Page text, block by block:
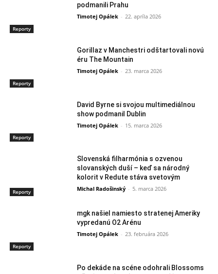
Reporty
podmanili Prahu
Timotej Opálek - 22. apríla 2026
Reporty
Gorillaz v Manchestri odštartovali novú
éru The Mountain
Timotej Opálek - 23. marca 2026
Reporty
David Byrne si svojou multimediálnou
show podmanil Dublin
Timotej Opálek - 15. marca 2026
Reporty
Slovenská filharmónia s ozvenou
slovanských duší – keď sa národný
kolorit v Redute stáva svetovým
Michal Radošinský - 5. marca 2026
Reporty
mgk našiel namiesto stratenej Ameriky
vypredanú O2 Arénu
Timotej Opálek - 23. februára 2026
Po dekáde na scéne odohrali Blossoms